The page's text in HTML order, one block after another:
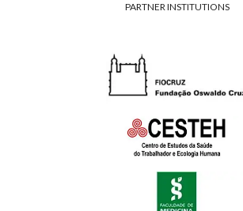
PARTNER INSTITUTIONS